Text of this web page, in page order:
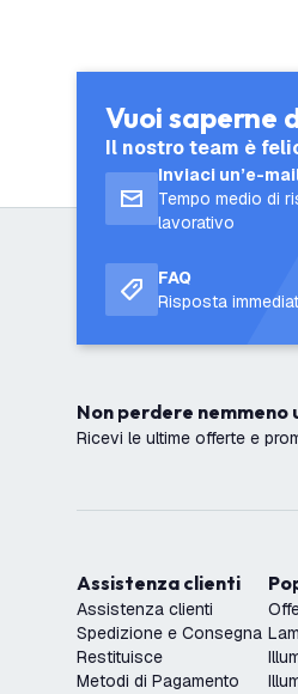
Vuoi saperne
Il nostro team è
Inviaci un’e-
Tempo medio di
lavorativo
FAQ
Risposta
Non perdere
Ricevi le ultime offerte e
Assistenza clienti
Assistenza clienti
Spedizione e Consegna
Restituisce
Metodi di Pagamento